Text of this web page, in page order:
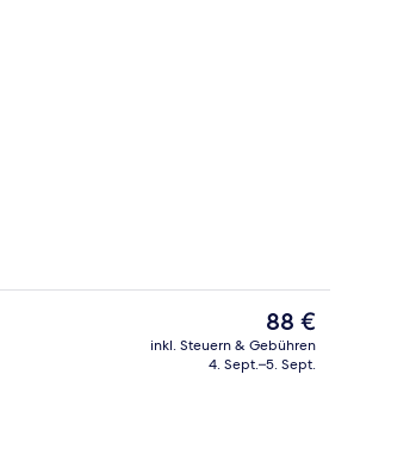
Ausstattung der Unterkunft
Der
aktuelle
Preis
88 €
inkl. Steuern & Gebühren
4. Sept.–5. Sept.